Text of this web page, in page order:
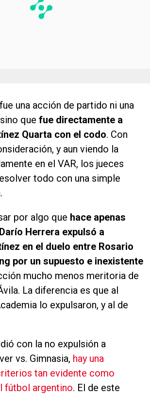
una acción de partido ni una
que fue directamente a
Quarta con el codo. Con
y aun viendo la
en el VAR, los jueces
todo con una simple
por algo que hace apenas
Herrera expulsó a
en el duelo entre Rosario
por un supuesto e inexistente
mucho menos meritoria de
La diferencia es que al
lo expulsaron, y al de
con la no expulsión a
vs. Gimnasia, hay una
tan evidente como
fútbol argentino. El de este